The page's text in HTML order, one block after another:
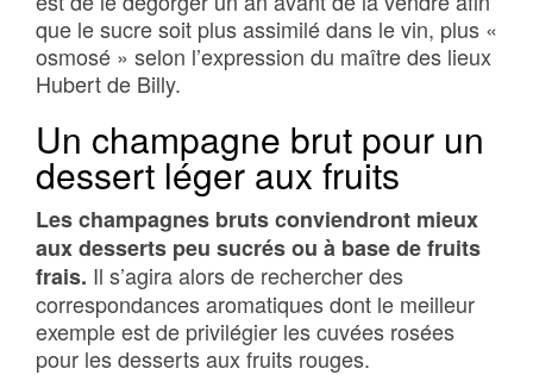
que le sucre soit plus assimilé dans le vin, plus «
osmosé » selon l’expression du maître des lieux
Hubert de Billy.
Un champagne brut pour un
dessert léger aux fruits
Les champagnes bruts conviendront mieux
aux desserts peu sucrés ou à base de fruits
frais. Il s’agira alors de rechercher des
correspondances aromatiques dont le meilleur
exemple est de privilégier les cuvées rosées
pour les desserts aux fruits rouges.